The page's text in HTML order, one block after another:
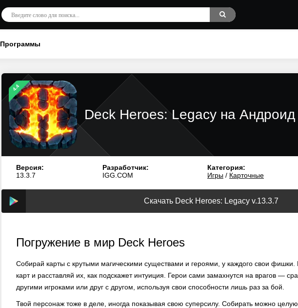
Программы
4.4
Deck Heroes: Legacy на Андроид
Версия:
13.3.7
Разработчик:
IGG.COM
Категория:
Игры / Карточные
Скачать Deck Heroes: Legacy v.13.3.7
Погружение в мир Deck Heroes
Собирай карты с крутыми магическими существами и героями, у каждого свои
карт и расставляй их, как подскажет интуиция. Герои сами замахнутся на врагов —
другими игроками или друг с другом, используя свои способности лишь раз за бой.
Твой персонаж тоже в деле, иногда показывая свою суперсилу. Собирать можно целую